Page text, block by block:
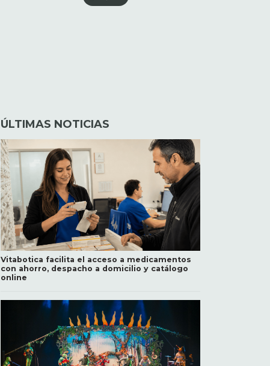
ÚLTIMAS NOTICIAS
Vitabotica facilita el acceso a medicamentos
con ahorro, despacho a domicilio y catálogo
online